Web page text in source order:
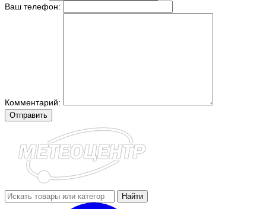
Ваш телефон:
Комментарий:
Отправить
Найти